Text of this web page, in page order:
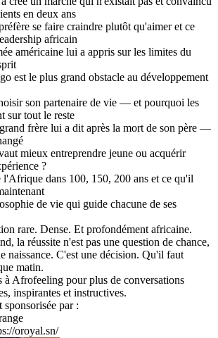
en deux ans
se faire craindre plutôt qu'aimer et ce
africain
américaine lui a appris sur les limites du
est le plus grand obstacle au développement
son partenaire de vie — et pourquoi les
sur tout le reste
frère lui a dit après la mort de son père —
mieux entreprendre jeune ou acquérir
?
l'Afrique dans 100, 150, 200 ans et ce qu'il
de vie qui guide chacune de ses
rare. Dense. Et profondément africaine.
la réussite n'est pas une question de chance,
naissance. C'est une décision. Qu'il faut
matin.
à Afrofeeling pour plus de conversations
inspirantes et instructives.
sponsorisée par :
oroyal.sn/